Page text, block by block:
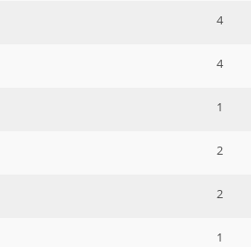
4
4
1
2
2
1